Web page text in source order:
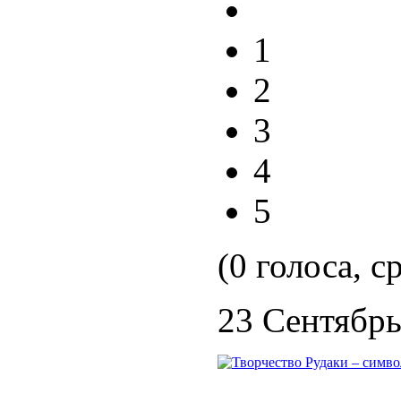
1
2
3
4
5
(0 голоса,
23